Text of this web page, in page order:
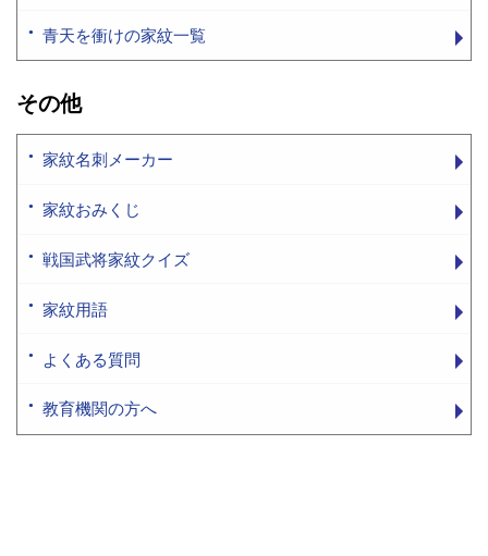
青天を衝けの家紋一覧
その他
家紋名刺メーカー
家紋おみくじ
戦国武将家紋クイズ
家紋用語
よくある質問
教育機関の方へ